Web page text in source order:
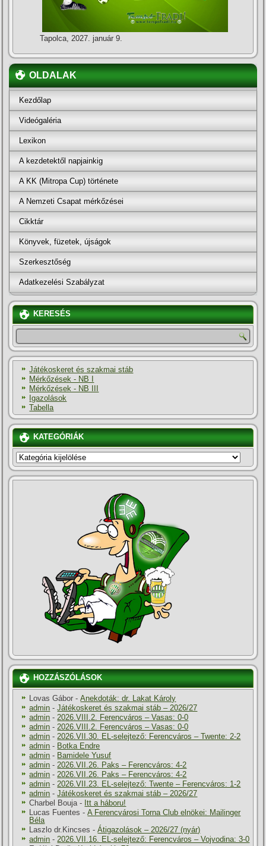
Tapolca, 2027. január 9.
OLDALAK
Kezdőlap
Videógaléria
Lexikon
A kezdetektől napjainkig
A KK (Mitropa Cup) története
A Nemzeti Csapat mérkőzései
Cikktár
Könyvek, füzetek, újságok
Szerkesztőség
Adatkezelési Szabályzat
KERESÉS
Játékoskeret és szakmai stáb
Mérkőzések - NB I
Mérkőzések - NB III
Igazolások
Tabella
KATEGÓRIÁK
KATEGÓRIÁK
HOZZÁSZÓLÁSOK
Lovas Gábor -Anekdoták: dr. Lakat Károly
admin -Játékoskeret és szakmai stáb – 2026/27
admin -2026.VIII.2. Ferencváros – Vasas: 0-0
admin -2026.VIII.2. Ferencváros – Vasas: 0-0
admin -2026.VII.30. EL-selejtező: Ferencváros – Twente: 2-2
admin - Botka Endre
admin - Bamidele Yusuf
admin -2026.VII.26. Paks – Ferencváros: 4-2
admin -2026.VII.26. Paks – Ferencváros: 4-2
admin -2026.VII.23. EL-selejtező: Twente – Ferencváros: 1-2
admin -Játékoskeret és szakmai stáb – 2026/27
Charbel Bouja- Itt a háboru!
Lucas Fuentes -A Ferencvárosi Torna Club elnökei: Mailinger
Béla
Laszlo dr.Kincses -Átigazolások – 2026/27 (nyár)
admin -2026.VII.16. EL-selejtező: Ferencváros – Vojvodina: 3-0